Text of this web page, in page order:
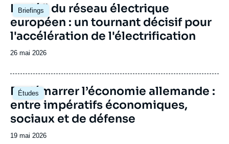
ou
émission
Briefings
Image
principale
Le défi du réseau électrique
européen : un tournant décisif pour
l'accélération de l'électrification
Date
publication
26 mai 2026
Études
Image
principale
Redémarrer l’économie allemande :
entre impératifs économiques,
sociaux et de défense
Date
19 mai 2026